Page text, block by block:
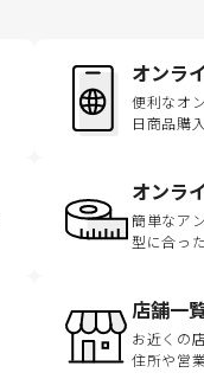
オンラ
便利なオ
日商品購
オンラ
簡単なア
型に合っ
店舗一
お近くの
住所や営